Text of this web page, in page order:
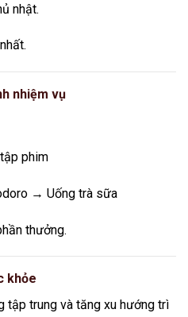
nhật.
nhiệm vụ
phim
→ Uống trà sữa
thưởng.
khỏe
tập trung và tăng xu hướng trì